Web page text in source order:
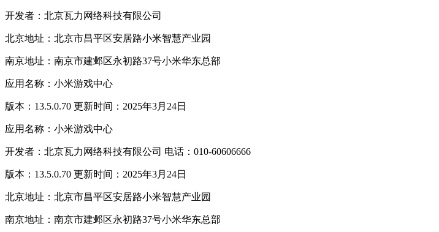
开发者：北京瓦力网络科技有限公司
北京地址：北京市昌平区安居路小米智慧产业园
南京地址：南京市建邺区永初路37号小米华东总部
应用名称：小米游戏中心
版本：13.5.0.70 更新时间：2025年3月24日
应用名称：小米游戏中心
开发者：北京瓦力网络科技有限公司 电话：010-60606666
版本：13.5.0.70 更新时间：2025年3月24日
北京地址：北京市昌平区安居路小米智慧产业园
南京地址：南京市建邺区永初路37号小米华东总部